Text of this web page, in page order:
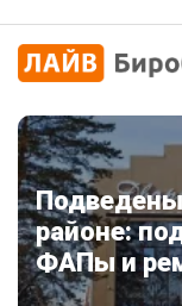
Подведены
районе:
ФАПы и